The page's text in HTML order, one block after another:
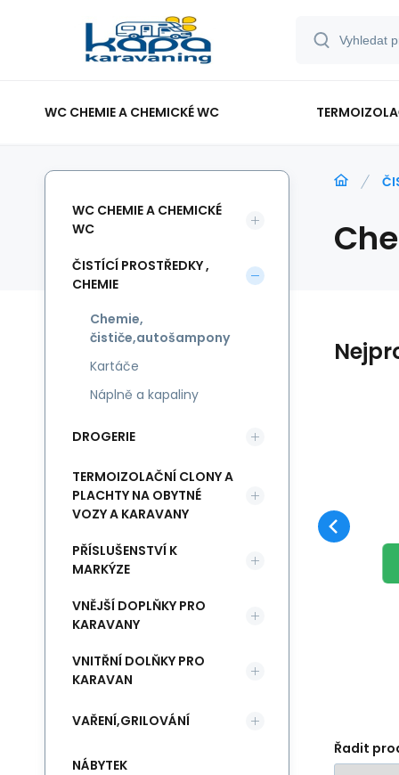
WC CHEMIE A CHEMICKÉ WC
POSLEDNÍ
ODMAŠŤOVAČ PRO
INDUKČNÍ VARNÉ
DESKY 5l
DO KOŠÍKU
Oblíbený
Porovnat
SILNÝ ODMAŠŤOVACÍ
PROSTŘEDEK –
Profesionální čisticí
prostředek s vysokou
koncentrac
Řadit
WC CHEMIE A CHEMICKÉ
WC
ČISTÍCÍ PROSTŘEDKY ,
CHEMIE
Chemie,
čističe,autošampony
Kartáče
Náplně a kapaliny
DROGERIE
TERMOIZOLAČNÍ CLONY A
PLACHTY NA OBYTNÉ
VOZY A KARAVANY
PŘÍSLUŠENSTVÍ K
MARKÝZE
VNĚJŠÍ DOPLŇKY PRO
KARAVANY
VNITŘNÍ DOLŇKY PRO
KARAVAN
VAŘENÍ,GRILOVÁNÍ
NÁBYTEK